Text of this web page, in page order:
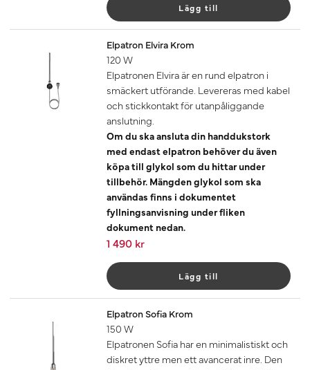
Lägg till
Elpatron Elvira Krom
120 W
Elpatronen Elvira är en rund elpatron i
smäckert utförande. Levereras med kabel
och stickkontakt för utanpåliggande
anslutning.
Om du ska ansluta din handdukstork
med endast elpatron behöver du även
köpa till glykol som du hittar under
tillbehör. Mängden glykol som ska
användas finns i dokumentet
fyllningsanvisning under fliken
dokument nedan.
1 490 kr
Lägg till
Elpatron Sofia Krom
150 W
Elpatronen Sofia har en minimalistiskt och
diskret yttre men ett avancerat inre. Den